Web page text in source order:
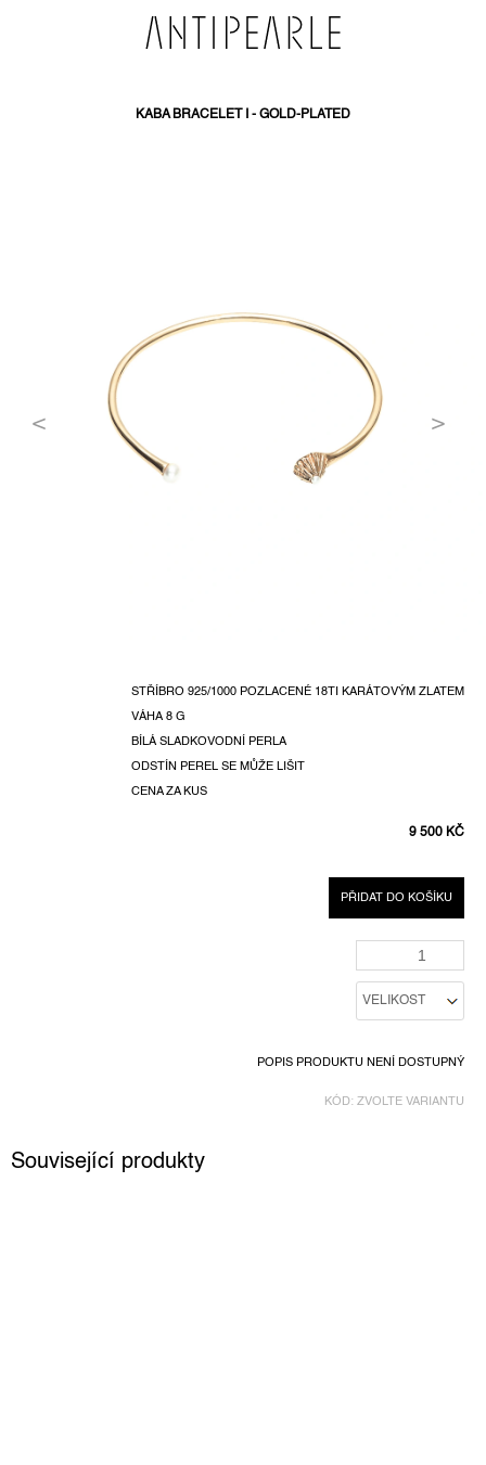
KABA BRACELET I - GOLD-PLATED
9 500 KČ
CENA:
PŘIDAT DO KOŠÍKU
STŘÍBRO 925/1000 POZLACENÉ 18TI KARÁTOVÝM ZLATEM
VÁHA 8 G
BÍLÁ SLADKOVODNÍ PERLA
ODSTÍN PEREL SE MŮŽE LIŠIT
CENA ZA KUS
POPIS PRODUKTU NENÍ DOSTUPNÝ
KÓD: ZVOLTE VARIANTU
Související produkty